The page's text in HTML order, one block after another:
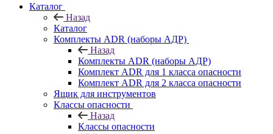
Каталог
Назад
Каталог
Комплекты ADR (наборы АДР)
Назад
Комплекты ADR (наборы АДР)
Комплект ADR для 1 класса опасности
Комплект ADR для 2 класса опасности
Ящик для инструментов
Классы опасности
Назад
Классы опасности